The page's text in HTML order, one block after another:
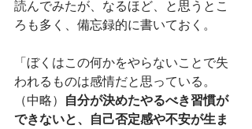
読んでみたが、なるほど、と思うとこ
ろも多く、備忘録的に書いておく。
「ぼくはこの何かをやらないことで失
われるものは感情だと思っている。
（中略）
自分が決めたやるべき習慣が
できないと、自己否定感や不安が生ま